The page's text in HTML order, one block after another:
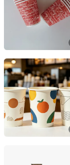
Anhui, China
Hangzhou
Zhejiang,
Anhui Kerui